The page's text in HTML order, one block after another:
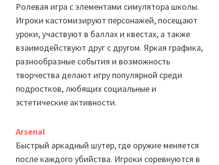
Ролевая игра с элементами симулятора школы.
Игроки кастомизируют персонажей, посещают
уроки, участвуют в баллах и квестах, а также
взаимодействуют друг с другом. Яркая графика,
разнообразные события и возможность
творчества делают игру популярной среди
подростков, любящих социальные и
эстетические активности.
Arsenal
Быстрый аркадный шутер, где оружие меняется
после каждого убийства. Игроки соревнуются в